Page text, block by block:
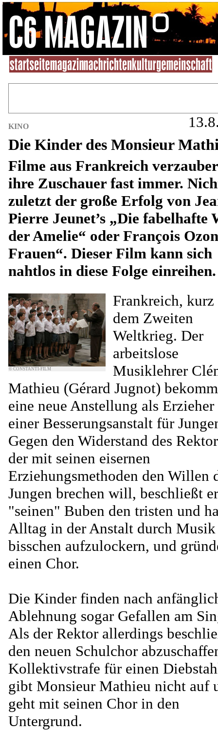
KINO
Die Kinder des Monsieur
Filme aus Frankreich
ihre Zuschauer fast immer.
zuletzt der große Erfolg von
Pierre Jeunet’s „Die fabelhafte
der Amelie“ oder François
Frauen“. Dieser Film kann sich
nahtlos in diese Folge einreihen.
© CONSTANTI-FILM
Frankreich, kurz
dem Zweiten
Weltkrieg. Der
arbeitslose
Musiklehrer
Mathieu (Gérard Jugnot)
eine neue Anstellung als
einer Besserungsanstalt für
Gegen den Widerstand des
der mit seinen eisernen
Erziehungsmethoden den Willen
Jungen brechen will, beschließt er
"seinen" Buben den tristen und
Alltag in der Anstalt durch
bisschen aufzulockern, und
einen Chor.
Die Kinder finden nach
Ablehnung sogar Gefallen am
Als der Rektor allerdings
den neuen Schulchor
Kollektivstrafe für einen
gibt Monsieur Mathieu nicht auf
geht mit seinen Chor in den
Untergrund.